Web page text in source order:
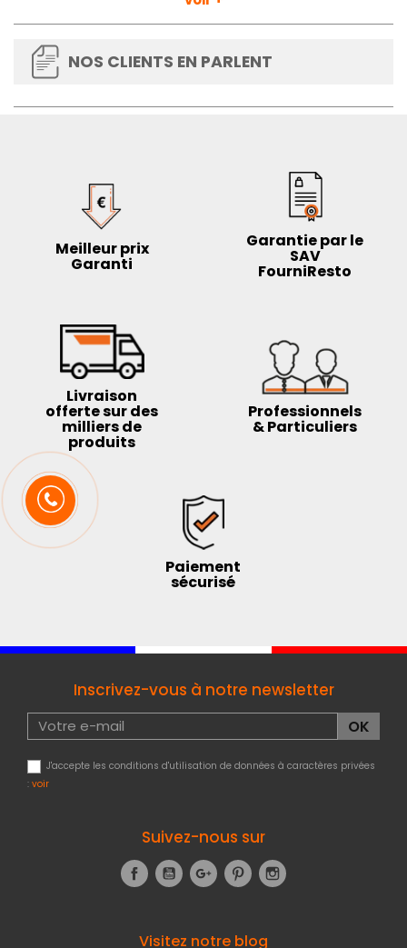
un choix idéal pour les cuisines professionnelles
exigeantes en termes de qualité et de fonctionnalité.
NOS CLIENTS EN PARLENT
Meilleur prix
Garanti
Garantie par le
SAV
FourniResto
Livraison
offerte sur des
milliers de
produits
Professionnels
& Particuliers
Paiement
sécurisé
Inscrivez-vous à notre newsletter
J'accepte les conditions d'utilisation de données à caractères privées
: voir
Suivez-nous sur
FacebookYouTubeGoogle+Pinterest
Visitez notre blog